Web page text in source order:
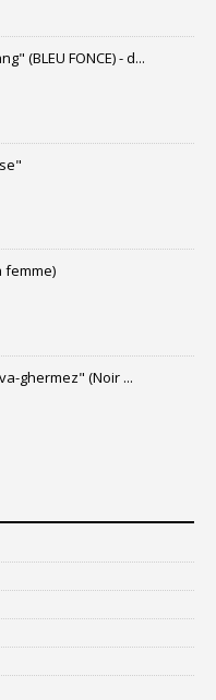
(BLEU FONCE) - d...
femme)
ghermez" (Noir ...